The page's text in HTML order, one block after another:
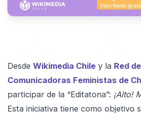
Desde Wikimedia Chiley la Red
Comunicadoras Feministas de
participar de la “Editatona”: ¡Alto!
Esta iniciativa tiene como objetivo